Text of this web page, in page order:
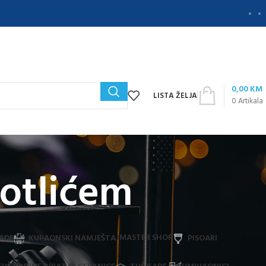
LISTA ŽELJA 0Artikala
0,00KM
KUPAONSKI NAMJEŠTAJMASTER SHOP PISOARI